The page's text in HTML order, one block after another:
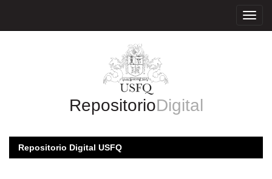
RepositorioDigital
Repositorio Digital USFQ